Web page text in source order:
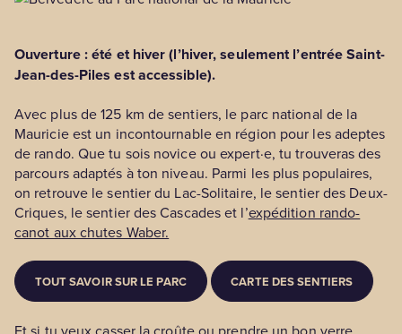
Ouverture : été et hiver (l’hiver, seulement l’entrée Saint-
Jean-des-Piles est accessible).
Avec plus de 125 km de sentiers, le parc national de la
Mauricie est un incontournable en région pour les adeptes
de rando. Que tu sois novice ou expert·e, tu trouveras des
parcours adaptés à ton niveau. Parmi les plus populaires,
on retrouve le sentier du Lac-Solitaire, le sentier des Deux-
Criques, le sentier des Cascades et l’expédition rando-
canot aux chutes Waber.
TOUT SAVOIR SUR LE PARC CARTE DES SENTIERS